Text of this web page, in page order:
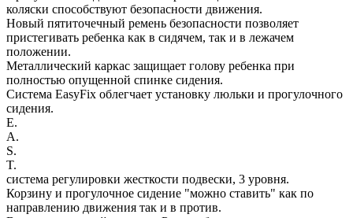
коляски способствуют безопасности движения.
Новый пятиточечный ремень безопасности позволяет
пристегивать ребенка как в сидячем, так и в лежачем
положении.
Металлический каркас защищает голову ребенка при
полностью опущенной спинке сидения.
Система EasyFix облегчает установку люльки и прогулочного
сидения.
E.
A.
S.
T.
система регулировки жесткости подвески, 3 уровня.
Корзину и прогулочное сидение "можно ставить" как по
направлению движения так и в против.